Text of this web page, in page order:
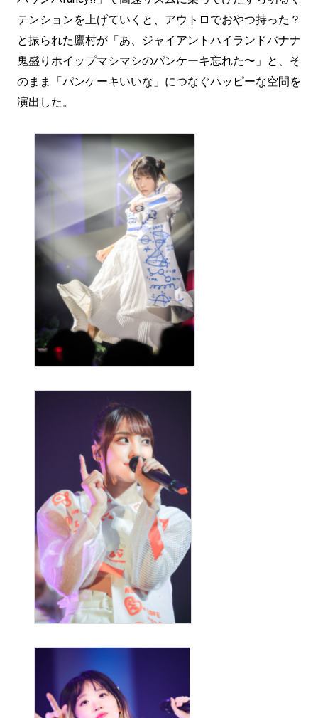
テンションを上げていくと、アウトロでおやつ持った？
と振られた鷹村が「あ、ジャイアントハイランドバナナ
鬼盛りホイップマシマシのパンケーキ忘れた〜」と、そ
のまま「パンケーキいいな」につなぐハッピーな空間を
演出した。